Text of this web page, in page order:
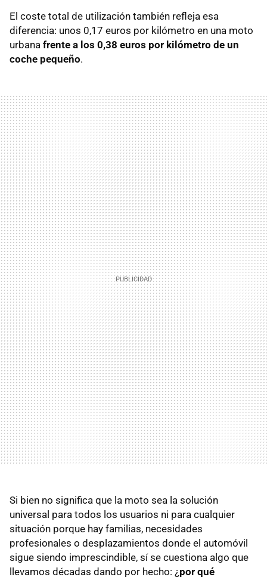
El coste total de utilización también refleja esa
diferencia: unos 0,17 euros por kilómetro en una moto
urbana frente a los 0,38 euros por kilómetro de un
coche pequeño.
Si bien no significa que la moto sea la solución
universal para todos los usuarios ni para cualquier
situación porque hay familias, necesidades
profesionales o desplazamientos donde el automóvil
sigue siendo imprescindible, sí se cuestiona algo que
llevamos décadas dando por hecho: ¿ por qué